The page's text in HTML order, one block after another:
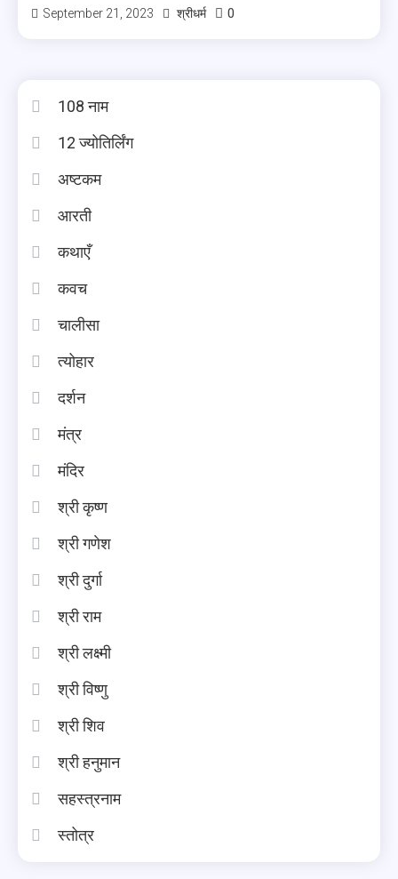
September 21, 2023 श्रीधर्म 0
108 नाम
12 ज्योतिर्लिंग
अष्टकम
आरती
कथाएँ
कवच
चालीसा
त्योहार
दर्शन
मंत्र
मंदिर
श्री कृष्ण
श्री गणेश
श्री दुर्गा
श्री राम
श्री लक्ष्मी
श्री विष्णु
श्री शिव
श्री हनुमान
सहस्त्रनाम
स्तोत्र